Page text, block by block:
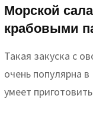
Морской
крабовыми
Такая закуска с
очень популярна
умеет